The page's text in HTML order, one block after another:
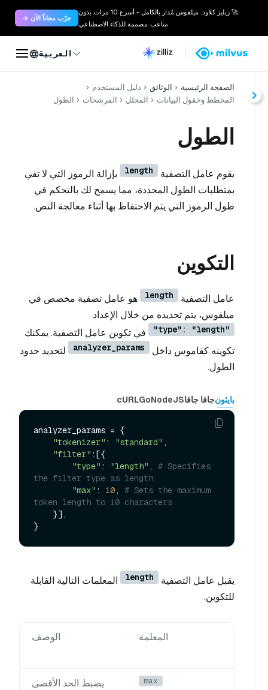
🚀 زيليز كلاود: ميلفوس مُدار بالكامل - أسرع 10 مرات. بدون
متاعب. مصممة للذكاء الاصطناعي.
جرّب مجاناً الآن →
العربية
الصفحة الرئيسية الوثائق
دليل المستخدم
المخطط وحقول البيانات
المحلل المرشحات الطول
الطول
يقوم عامل التصفية length
بإزالة الرموز التي لا تفي
بمتطلبات الطول المحددة، مما يسمح لك بالتحكم في
طول الرموز التي يتم الاحتفاظ بها أثناء معالجة النص.
التكوين
عامل التصفية length
هو عامل تصفية مخصص في
ميلفوس، يتم تحديده من خلال الإعداد
"type": "length"
في تكوين عامل التصفية. يمكنك
تكوينه كقاموس داخل
analyzer_params
لتحديد حدود
الطول.
بايثونجافا جافاNodeJS
Go
cURL
analyzer_params = {
"tokenizer" : "standard" ,
"filter" :[{
"type" : "length" , # Specifies
the filter type as length
"max" : 10, # Sets the maximum
token length to 10 characters
يقبل عامل التصفية length
المعلمات التالية القابلة
للتكوين.
المعلمة الوصف
max
يضبط الحد الأقصى